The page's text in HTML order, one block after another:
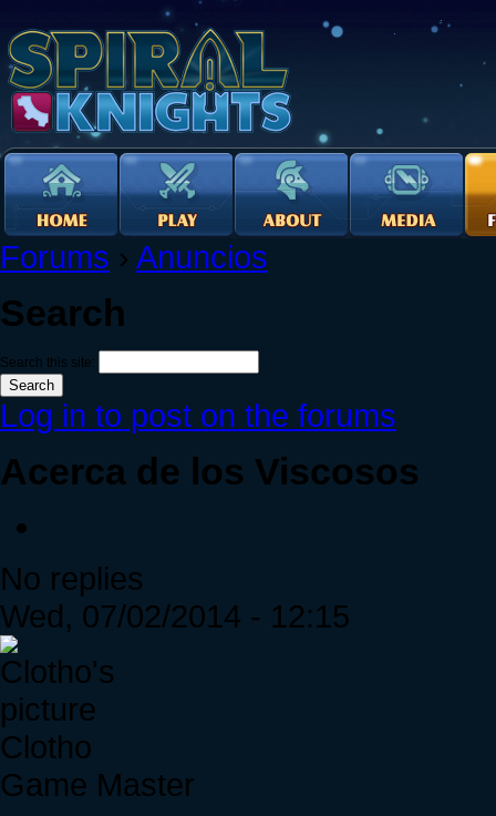
Forums › Anuncios
Search
Search this site:
Log in to post on the forums
Acerca de los Viscosos
No replies
Wed, 07/02/2014 - 12:15
Clotho
Game Master